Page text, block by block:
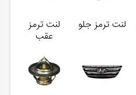
لنت ترمز جلو
لنت ترمز
عقب